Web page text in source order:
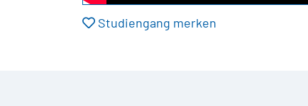
Studiengang merken